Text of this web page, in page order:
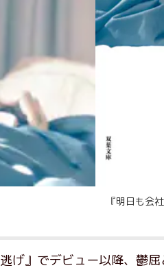
『明日も会
逃げ』でデビュー以降、鬱